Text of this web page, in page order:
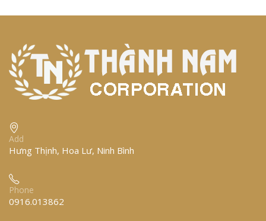
Add
Hưng Thịnh, Hoa Lư, Ninh Bình
Phone
0916.013862